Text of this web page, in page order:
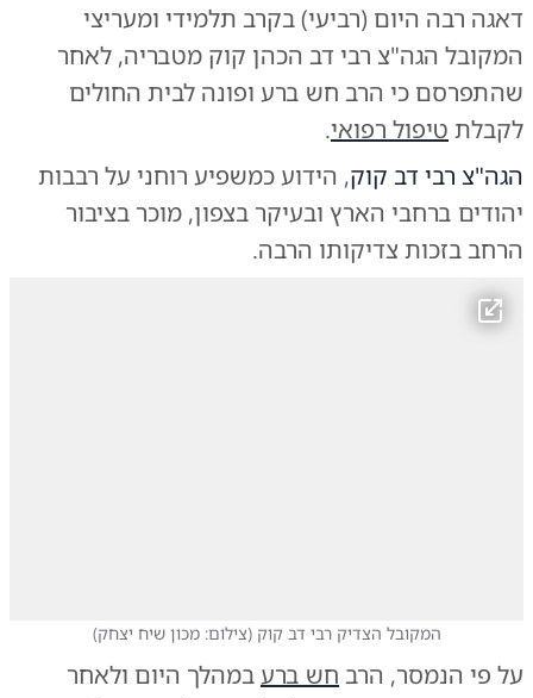
דאגה רבה היום (רביעי) בקרב תלמידי ומעריצי
המקובל הגה"צ רבי דב הכהן קוק מטבריה, לאחר
שהתפרסם כי הרב חש ברע ופונה לבית החולים
לקבלת טיפול רפואי.
הגה"צ רבי דב קוק, הידוע כמשפיע רוחני על רבבות
יהודים ברחבי הארץ ובעיקר בצפון, מוכר בציבור
הרחב בזכות צדיקותו הרבה.
המקובל הצדיק רבי דב קוק (צילום: מכון שיח יצחק)
על פי הנמסר, הרב חש ברעבמהלך היום ולאחר